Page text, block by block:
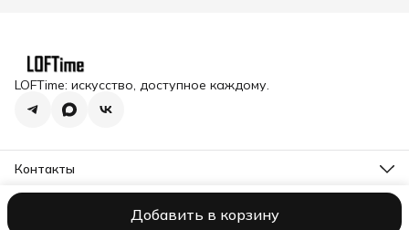
Добавить в корзину
LOFTime: искусство, доступное каждому.
Контакты
Адрес
Правила возвратаРеквизиты